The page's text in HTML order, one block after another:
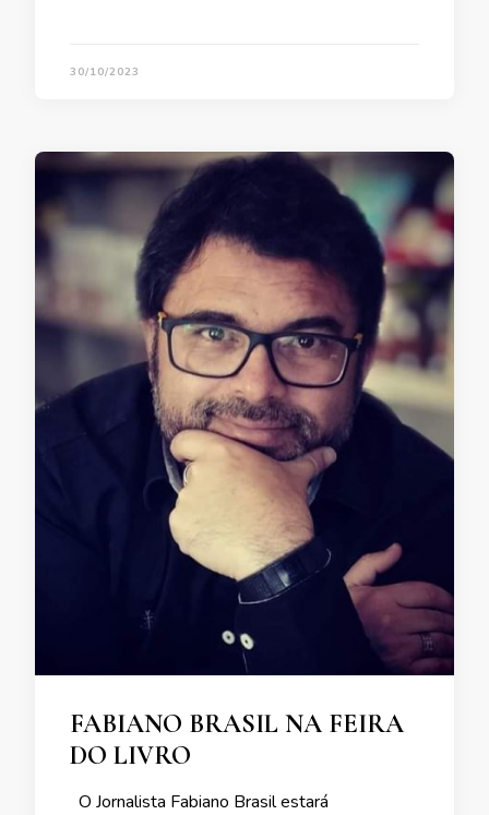
30/10/2023
FABIANO BRASIL NA FEIRA
DO LIVRO
O Jornalista Fabiano Brasil estará